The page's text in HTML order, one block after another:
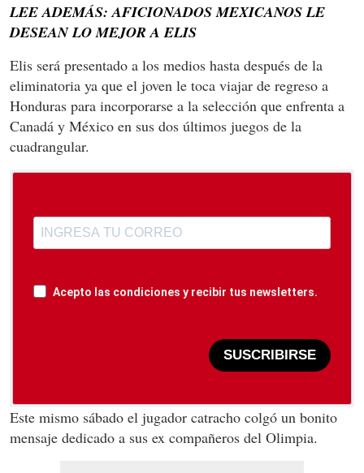
LEE ADEMÁS: AFICIONADOS MEXICANOS LE
DESEAN LO MEJOR A ELIS
Elis será presentado a los medios hasta después de la
eliminatoria ya que el joven le toca viajar de regreso a
Honduras para incorporarse a la selección que enfrenta a
Canadá y México en sus dos últimos juegos de la
cuadrangular.
Acepto las condiciones y recibir tus newsletters.
SUSCRIBIRSE
Este mismo sábado el jugador catracho colgó un bonito
mensaje dedicado a sus ex compañeros del Olimpia.